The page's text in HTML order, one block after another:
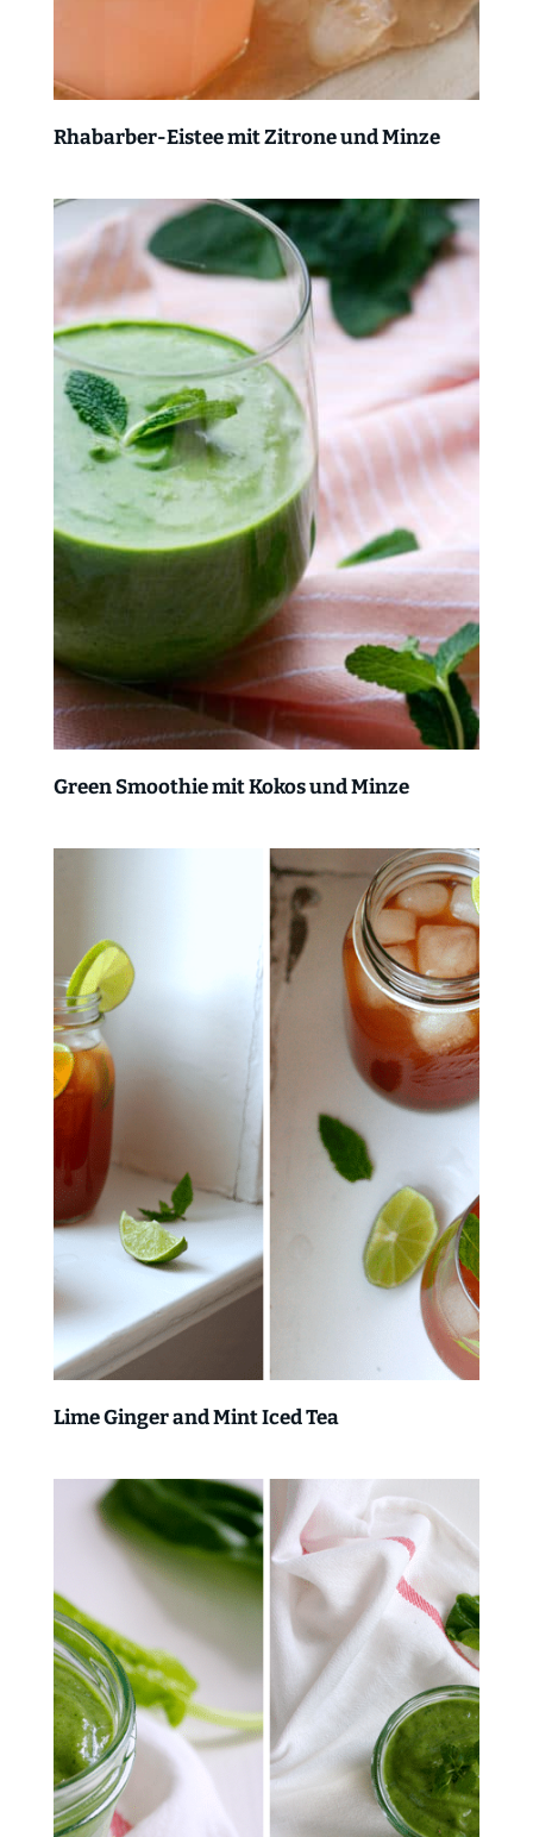
Rhabarber-Eistee mit Zitrone und Minze
Green Smoothie mit Kokos und Minze
Lime Ginger and Mint Iced Tea